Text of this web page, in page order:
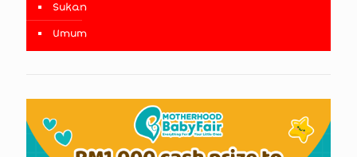
Sukan
Umum